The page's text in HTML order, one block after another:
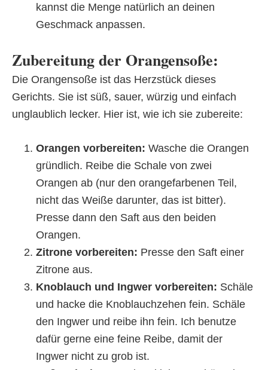
kannst die Menge natürlich an deinen
Geschmack anpassen.
Zubereitung der Orangensoße:
Die Orangensoße ist das Herzstück dieses
Gerichts. Sie ist süß, sauer, würzig und einfach
unglaublich lecker. Hier ist, wie ich sie zubereite:
Orangen vorbereiten: Wasche die Orangen
gründlich. Reibe die Schale von zwei
Orangen ab (nur den orangefarbenen Teil,
nicht das Weiße darunter, das ist bitter).
Presse dann den Saft aus den beiden
Orangen.
Zitrone vorbereiten: Presse den Saft einer
Zitrone aus.
Knoblauch und Ingwer vorbereiten: Schäle
und hacke die Knoblauchzehen fein. Schäle
den Ingwer und reibe ihn fein. Ich benutze
dafür gerne eine feine Reibe, damit der
Ingwer nicht zu grob ist.